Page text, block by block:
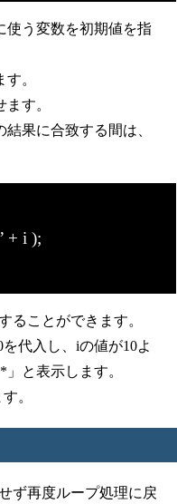
使う変数を初期値を指
。
す。
結果に合致する間は、
+ i );
ることができます。
代入し、iの値が10よ
と表示します。
。
ず再度ループ処理に戻